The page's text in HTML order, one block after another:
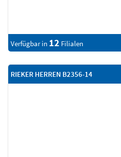
Verfügbar in 12 Filialen
RIEKER HERREN B2356-14